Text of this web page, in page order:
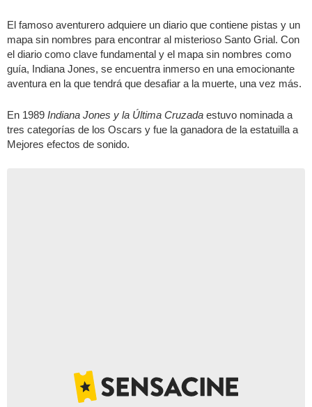
El famoso aventurero adquiere un diario que contiene pistas y un
mapa sin nombres para encontrar al misterioso Santo Grial. Con
el diario como clave fundamental y el mapa sin nombres como
guía, Indiana Jones, se encuentra inmerso en una emocionante
aventura en la que tendrá que desafiar a la muerte, una vez más.
En 1989 Indiana Jones y la Última Cruzada estuvo nominada a
tres categorías de los Oscars y fue la ganadora de la estatuilla a
Mejores efectos de sonido.